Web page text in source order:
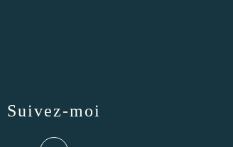
Suivez-moi